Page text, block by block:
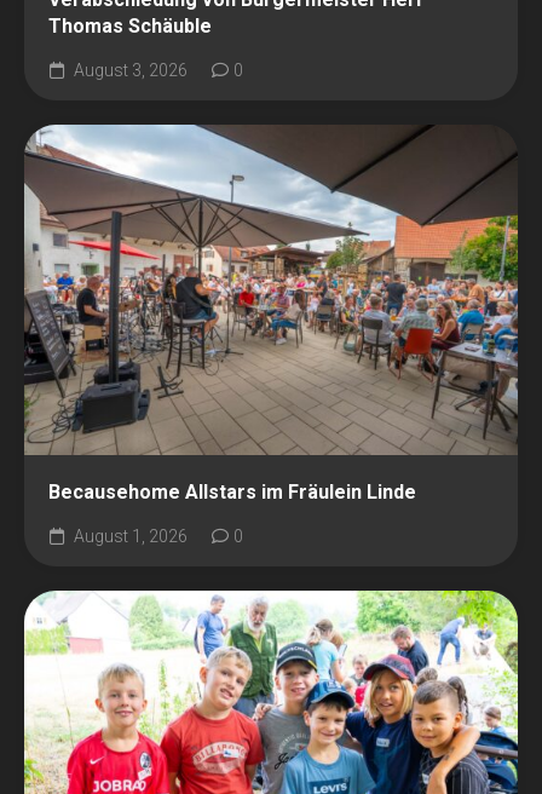
Thomas Schäuble
August 3, 2026 0
Becausehome Allstars im Fräulein Linde
August 1, 2026 0